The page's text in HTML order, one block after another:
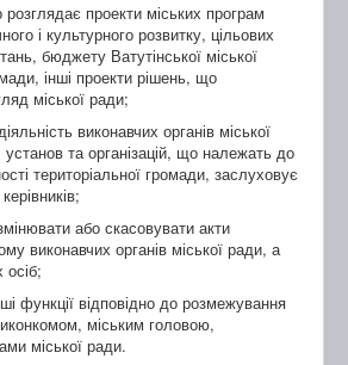
проекти міських програм
і культурного розвитку, цільових
бюджету Ватутінської міської
інші проекти рішень, що
міської ради;
виконавчих органів міської
та організацій, що належать до
територіальної громади, заслуховує
або скасовувати акти
виконавчих органів міської ради, а
функції відповідно до розмежування
міським головою,
міської ради.